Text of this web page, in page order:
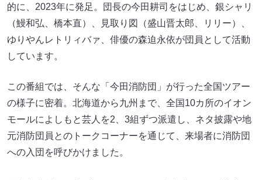
的に、2023年に発足。団長の今田耕司をはじめ、銀シャリ
（鰻和弘、橋本直）、見取り図（盛山晋太郎、リリー）、
ゆりやんレトリィバァ、俳優の森迫永依が団員として活動
しています。
この番組では、そんな「今田消防団」が行った全国ツアー
の様子に密着。北海道から九州まで、全国10カ所のイオン
モールによしもと芸人を2、3組ずつ派遣し、ネタ披露や地
元消防団員とのトークコーナーを通じて、来場者に消防団
への入団を呼びかけました。